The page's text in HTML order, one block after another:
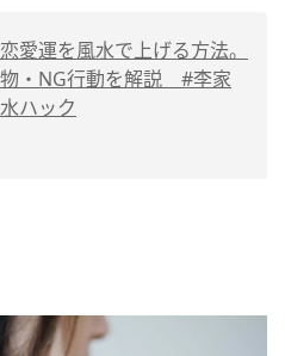
恋愛運を風水で上げる方法。
・NG行動を解説 #李家
ハック